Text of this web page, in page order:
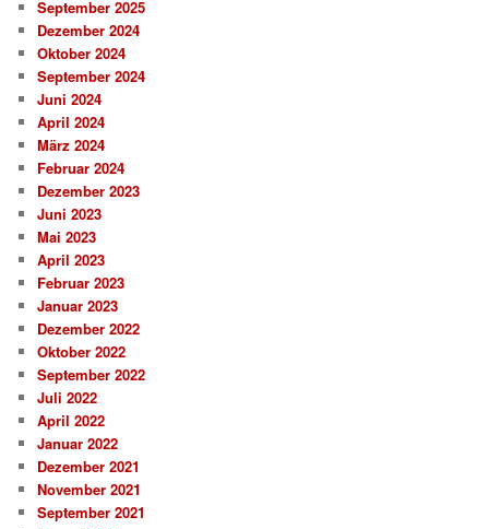
September 2025
Dezember 2024
Oktober 2024
September 2024
Juni 2024
April 2024
März 2024
Februar 2024
Dezember 2023
Juni 2023
Mai 2023
April 2023
Februar 2023
Januar 2023
Dezember 2022
Oktober 2022
September 2022
Juli 2022
April 2022
Januar 2022
Dezember 2021
November 2021
September 2021